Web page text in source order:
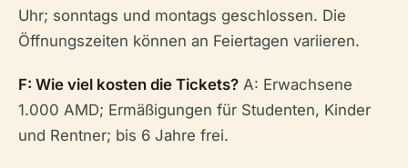
Uhr; sonntags und montags geschlossen. Die
Öffnungszeiten können an Feiertagen variieren.
F: Wie viel kosten die Tickets? A: Erwachsene
1.000 AMD; Ermäßigungen für Studenten, Kinder
und Rentner; bis 6 Jahre frei.